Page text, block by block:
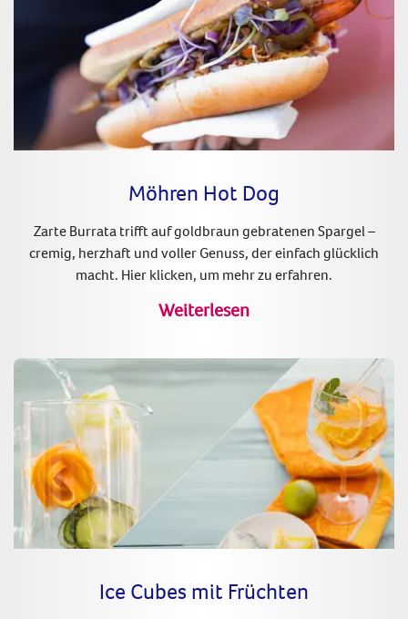
Möhren Hot Dog
Zarte Burrata trifft auf goldbraun gebratenen Spargel –
cremig, herzhaft und voller Genuss, der einfach glücklich
macht. Hier klicken, um mehr zu erfahren.
Weiterlesen
Ice Cubes mit Früchten